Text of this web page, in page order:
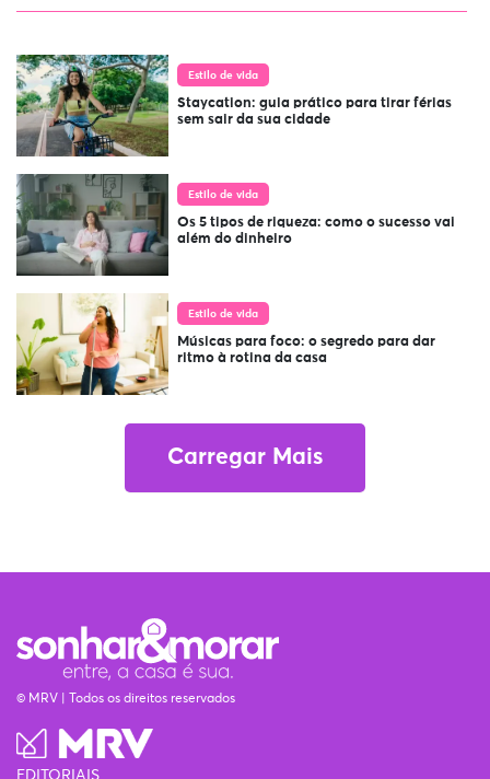
Estilo de vida
Staycation: guia prático para tirar férias
sem sair da sua cidade
Estilo de vida
Os 5 tipos de riqueza: como o sucesso vai
além do dinheiro
Estilo de vida
Músicas para foco: o segredo para dar
ritmo à rotina da casa
Carregar Mais
© MRV | Todos os direitos reservados
EDITORIAIS